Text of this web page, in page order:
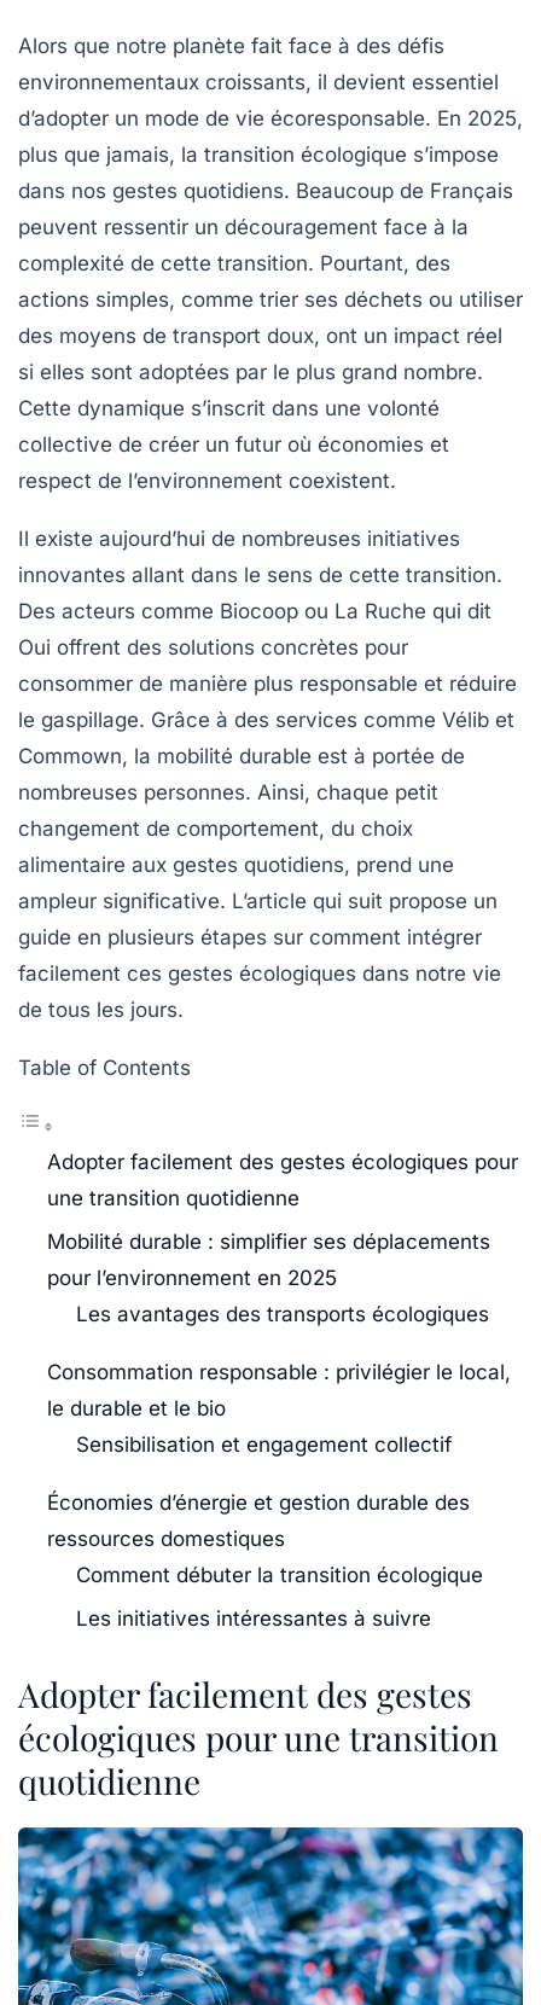
Alors que notre planète fait face à des défis
environnementaux croissants, il devient essentiel
d’adopter un mode de vie écoresponsable. En 2025,
plus que jamais, la transition écologique s’impose
dans nos gestes quotidiens. Beaucoup de Français
peuvent ressentir un découragement face à la
complexité de cette transition. Pourtant, des
actions simples, comme trier ses déchets ou utiliser
des moyens de transport doux, ont un impact réel
si elles sont adoptées par le plus grand nombre.
Cette dynamique s’inscrit dans une volonté
collective de créer un futur où économies et
respect de l’environnement coexistent.
Il existe aujourd’hui de nombreuses initiatives
innovantes allant dans le sens de cette transition.
Des acteurs comme Biocoop ou La Ruche qui dit
Oui offrent des solutions concrètes pour
consommer de manière plus responsable et réduire
le gaspillage. Grâce à des services comme Vélib et
Commown, la mobilité durable est à portée de
nombreuses personnes. Ainsi, chaque petit
changement de comportement, du choix
alimentaire aux gestes quotidiens, prend une
ampleur significative. L’article qui suit propose un
guide en plusieurs étapes sur comment intégrer
facilement ces gestes écologiques dans notre vie
de tous les jours.
Table of Contents
Adopter facilement des gestes écologiques pour
une transition quotidienne
Mobilité durable : simplifier ses déplacements
pour l’environnement en 2025
Les avantages des transports écologiques
Consommation responsable : privilégier le local,
le durable et le bio
Sensibilisation et engagement collectif
Économies d’énergie et gestion durable des
ressources domestiques
Comment débuter la transition écologique
Les initiatives intéressantes à suivre
Adopter facilement des gestes
écologiques pour une transition
quotidienne